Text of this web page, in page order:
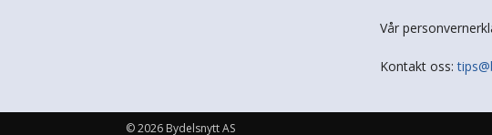
Vår
Kontakt oss:
© 2026 Bydelsnytt AS